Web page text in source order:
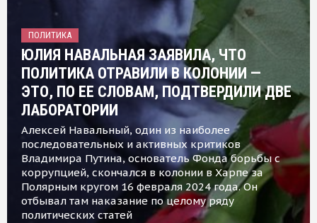
ПОЛИТИКА
ЮЛИЯ НАВАЛЬНАЯ ЗАЯВИЛА, ЧТО
ПОЛИТИКА ОТРАВИЛИ В КОЛОНИИ —
ЭТО, ПО ЕЕ СЛОВАМ, ПОДТВЕРДИЛИ ДВЕ
ЛАБОРАТОРИИ
Алексей Навальный, один из наиболее
последовательных и активных критиков
Владимира Путина, основатель Фонда борьбы с
коррупцией, скончался в колонии в Харпе за
Полярным кругом 16 февраля 2024 года. Он
отбывал там наказание по целому ряду
политических статей